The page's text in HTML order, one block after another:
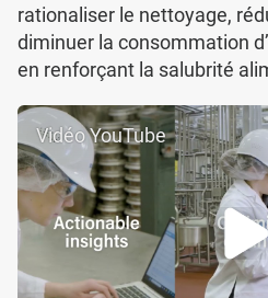
rationaliser le nettoyage,
diminuer la consommation
en renforçant la salubrité
Vidéo YouTube